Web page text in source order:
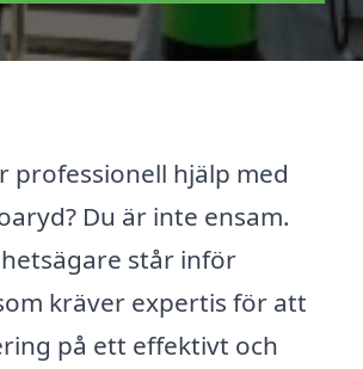
professionell hjälp med
Du är inte ensam.
står inför
kräver expertis för att
på ett effektivt och